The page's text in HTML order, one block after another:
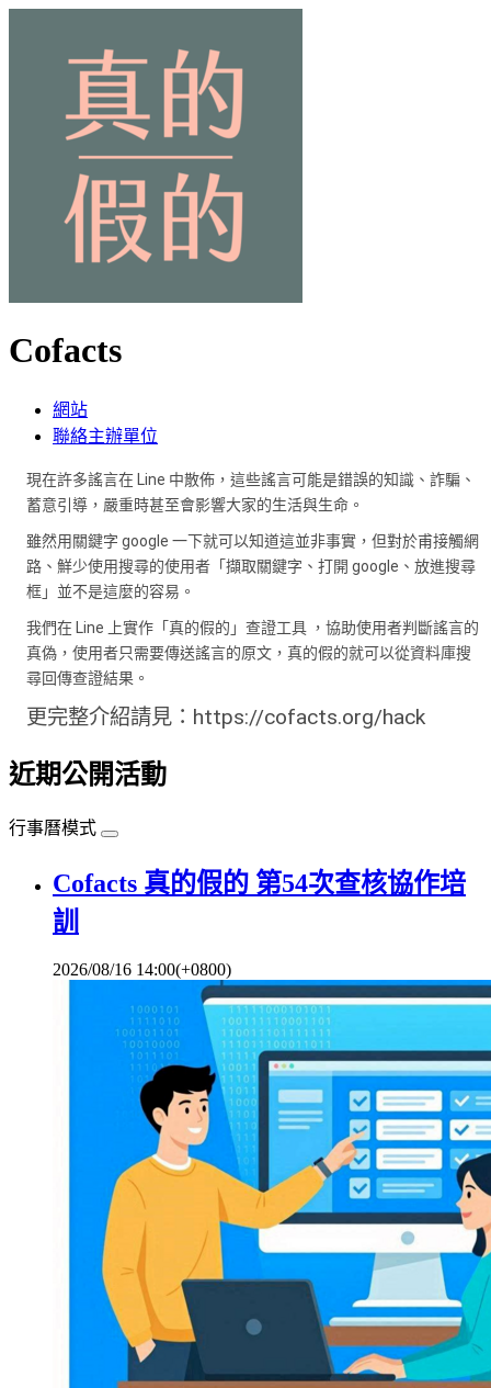
Cofacts
網站
聯絡主辦單位
現在許多謠言在 Line 中散佈，這些謠言可能是錯誤的知識、詐騙、
蓄意引導，嚴重時甚至會影響大家的生活與生命。
雖然用關鍵字 google 一下就可以知道這並非事實，但對於甫接觸網
路、鮮少使用搜尋的使用者「擷取關鍵字、打開 google、放進搜尋
框」並不是這麼的容易。
我們在 Line 上實作「真的假的」查證工具 ，協助使用者判斷謠言的
真偽，使用者只需要傳送謠言的原文，真的假的就可以從資料庫搜
尋回傳查證結果。
更完整介紹請見：https://cofacts.org/hack
近期公開活動
行事曆模式
Cofacts 真的假的 第54次查核協作培
訓
2026/08/16 14:00(+0800)